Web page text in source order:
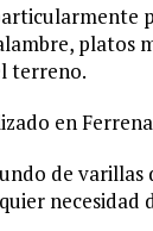
platos
terreno.
en
de
necesidad